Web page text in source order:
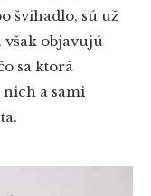
švihadlo, sú už
objavujú
sa ktorá
a sami